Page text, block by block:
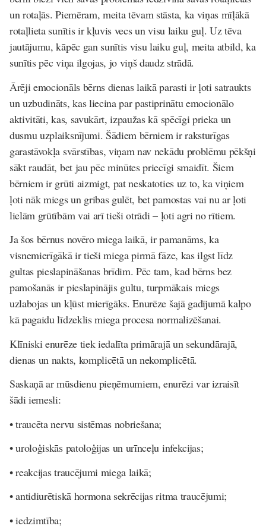
un rotaļās. Piemēram, meita tēvam stāsta, ka viņas mīļākā
rotaļlieta sunītis ir kļuvis vecs un visu laiku guļ. Uz tēva
jautājumu, kāpēc gan sunītis visu laiku guļ, meita atbild, ka
sunītis pēc viņa ilgojas, jo viņš daudz strādā.
Ārēji emocionāls bērns dienas laikā parasti ir ļoti satraukts
un uzbudināts, kas liecina par pastiprinātu emocionālo
aktivitāti, kas, savukārt, izpaužas kā spēcīgi prieka un
dusmu uzplaiksnījumi. Šādiem bērniem ir raksturīgas
garastāvokļa svārstības, viņam nav nekādu problēmu pēkšņi
sākt raudāt, bet jau pēc minūtes priecīgi smaidīt. Šiem
bērniem ir grūti aizmigt, pat neskatoties uz to, ka viņiem
ļoti nāk miegs un gribas gulēt, bet pamostas vai nu ar ļoti
lielām grūtībām vai arī tieši otrādi – ļoti agri no rītiem.
Ja šos bērnus novēro miega laikā, ir pamanāms, ka
visnemierīgākā ir tieši miega pirmā fāze, kas ilgst līdz
gultas pieslapināšanas brīdim. Pēc tam, kad bērns bez
pamošanās ir pieslapinājis gultu, turpmākais miegs
uzlabojas un kļūst mierīgāks. Enurēze šajā gadījumā kalpo
kā pagaidu līdzeklis miega procesa normalizēšanai.
Klīniski enurēze tiek iedalīta primārajā un sekundārajā,
dienas un nakts, komplicētā un nekomplicētā.
Saskaņā ar mūsdienu pieņēmumiem, enurēzi var izraisīt
šādi iemesli:
• traucēta nervu sistēmas nobriešana;
• uroloģiskās patoloģijas un urīnceļu infekcijas;
• reakcijas traucējumi miega laikā;
• antidiurētiskā hormona sekrēcijas ritma traucējumi;
• iedzimtība;